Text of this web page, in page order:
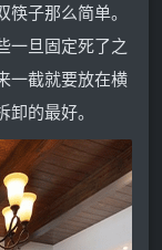
子那么简单。
一旦固定死了之
一截就要放在横
的最好。